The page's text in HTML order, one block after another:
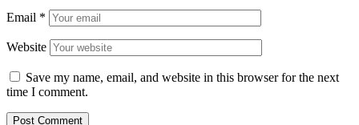
Email *
Website
Save my name, email, and website in this browser for the next
time I comment.